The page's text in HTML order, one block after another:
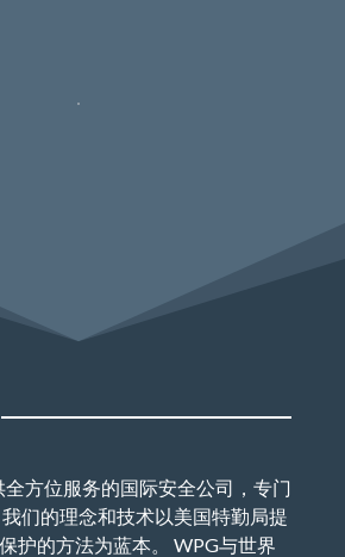
方位服务的国际安全公司，专门
们的理念和技术以美国特勤局提
护的方法为蓝本。 WPG与世界